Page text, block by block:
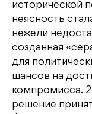
исторической
неясность
нежели
созданная
для
шансов на
компромисса.
решение